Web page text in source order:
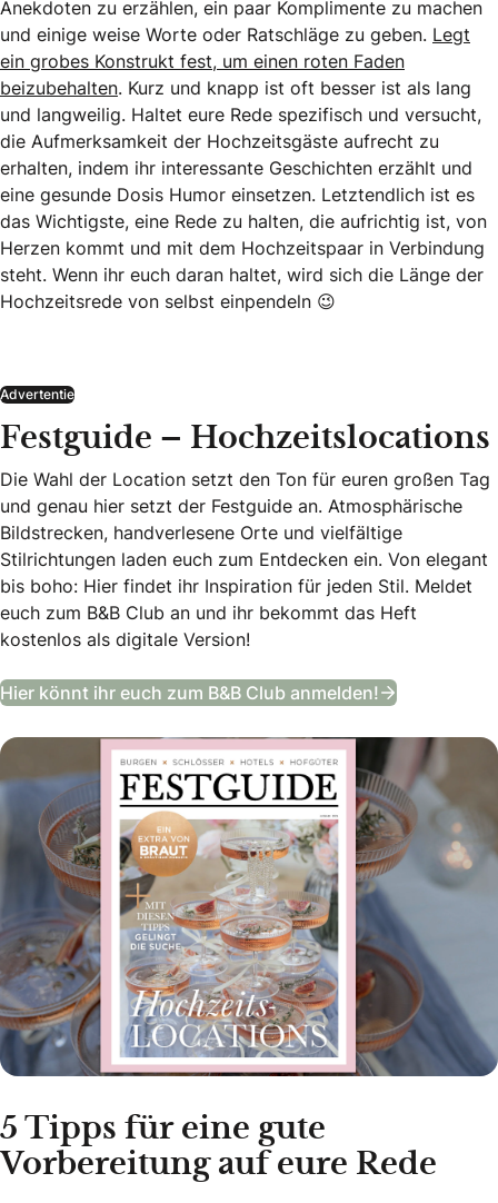
Anekdoten zu erzählen, ein paar Komplimente zu machen
und einige weise Worte oder Ratschläge zu geben. Legt
ein grobes Konstrukt fest, um einen roten Faden
beizubehalten. Kurz und knapp ist oft besser ist als lang
und langweilig. Haltet eure Rede spezifisch und versucht,
die Aufmerksamkeit der Hochzeitsgäste aufrecht zu
erhalten, indem ihr interessante Geschichten erzählt und
eine gesunde Dosis Humor einsetzen. Letztendlich ist es
das Wichtigste, eine Rede zu halten, die aufrichtig ist, von
Herzen kommt und mit dem Hochzeitspaar in Verbindung
steht. Wenn ihr euch daran haltet, wird sich die Länge der
Hochzeitsrede von selbst einpendeln 😉
Advertentie
Festguide – Hochzeitslocations
Die Wahl der Location setzt den Ton für euren großen Tag
und genau hier setzt der Festguide an. Atmosphärische
Bildstrecken, handverlesene Orte und vielfältige
Stilrichtungen laden euch zum Entdecken ein. Von elegant
bis boho: Hier findet ihr Inspiration für jeden Stil. Meldet
euch zum B&B Club an und ihr bekommt das Heft
kostenlos als digitale Version!
Hier könnt ihr euch zum B&B Club anmelden! Festguide
5 Tipps für eine gute
Vorbereitung auf eure Rede